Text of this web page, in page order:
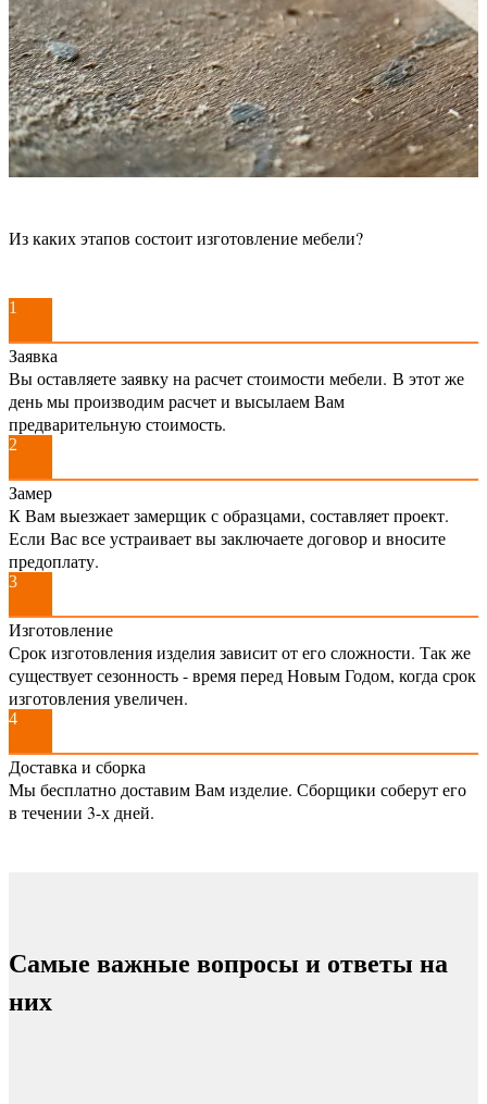
Из каких этапов состоит изготовление мебели?
1
Заявка
Вы оставляете заявку на расчет стоимости мебели. В этот же
день мы производим расчет и высылаем Вам
предварительную стоимость.
2
Замер
К Вам выезжает замерщик с образцами, составляет проект.
Если Вас все устраивает вы заключаете договор и вносите
предоплату.
3
Изготовление
Срок изготовления изделия зависит от его сложности. Так же
существует сезонность - время перед Новым Годом, когда срок
изготовления увеличен.
4
Доставка и сборка
Мы бесплатно доставим Вам изделие. Сборщики соберут его
в течении 3-х дней.
Самые важные вопросы и ответы на
них